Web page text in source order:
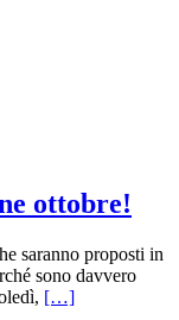
ottobre!
saranno proposti in
sono davvero
[…]